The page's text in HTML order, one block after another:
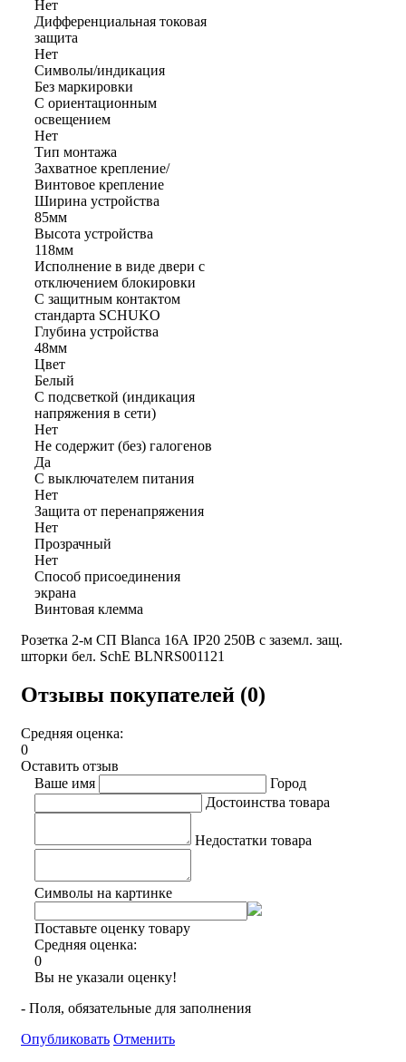
Нет
Дифференциальная токовая
защита
Нет
Символы/индикация
Без маркировки
С ориентационным
освещением
Нет
Тип монтажа
Захватное крепление/
Винтовое крепление
Ширина устройства
85мм
Высота устройства
118мм
Исполнение в виде двери с
отключением блокировки
С защитным контактом
стандарта SCHUKO
Глубина устройства
48мм
Цвет
Белый
С подсветкой (индикация
напряжения в сети)
Нет
Не содержит (без) галогенов
Да
С выключателем питания
Нет
Защита от перенапряжения
Нет
Прозрачный
Нет
Способ присоединения
экрана
Винтовая клемма
Розетка 2-м СП Blanca 16А IP20 250В с заземл. защ.
шторки бел. SchE BLNRS001121
Отзывы покупателей (0)
Средняя оценка:
0
Оставить отзыв
Ваше имя
Город
Достоинства товара
Недостатки товара
Символы на картинке
Поставьте оценку товару
Средняя оценка:
0
Вы не указали оценку!
- Поля, обязательные для заполнения
Опубликовать Отменить